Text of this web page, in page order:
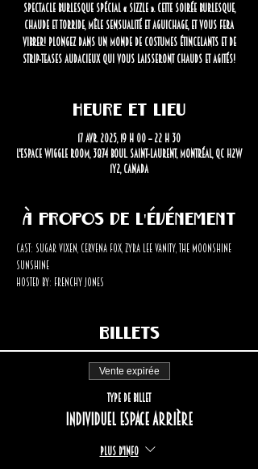
spectacle burlesque spécial « SIZZLE ». Cette soirée burlesque,
chaude et torride, mêle sensualité et aguichage, et vous fera
vibrer! Plongez dans un monde de costumes étincelants et de
strip-teases audacieux qui vous laisseront chauds et agités!
Heure et lieu
17 avr. 2025, 19 h 00 – 22 h 30
L'Espace Wiggle Room, 3874 Boul. Saint-Laurent, Montréal, QC H2W
1Y2, Canada
À propos de l'événement
Cast: Sugar Vixen, Cervena Fox, Zyra Lee Vanity, The Moonshine
Sunshine
Hosted by: Frenchy Jones
Billets
Vente expirée
Type de billet
Individuel espace arrière
Plus d'info